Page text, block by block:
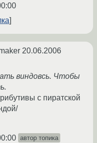
20.06.2006
виндовсь. Чтобы
с пиратской
автор топика